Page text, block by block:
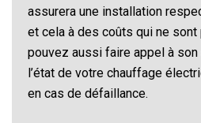
assurera une installation
et cela à des coûts qui ne sont
pouvez aussi faire appel à
l’état de votre chauffage
en cas de défaillance.